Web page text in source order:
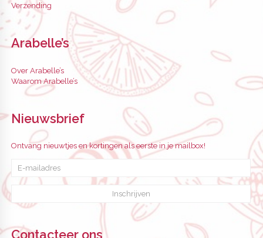
Verzending
Arabelle’s
Over Arabelle’s
Waarom Arabelle’s
Nieuwsbrief
Ontvang nieuwtjes en kortingen als eerste in je mailbox!
Contacteer ons